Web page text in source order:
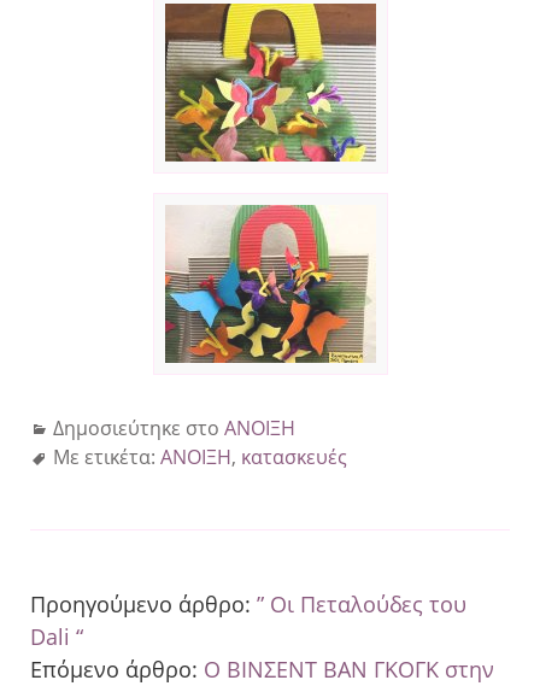
Δημοσιεύτηκε στο ΑΝΟΙΞΗ
Με ετικέτα: ΑΝΟΙΞΗ, κατασκευές
Προηγούμενο άρθρο: ” Οι Πεταλούδες του
Dali “
Επόμενο άρθρο: Ο ΒΙΝΣΕΝΤ ΒΑΝ ΓΚΟΓΚ στην